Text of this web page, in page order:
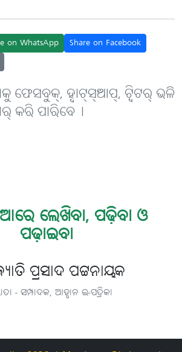
on WhatsApp
Share on Facebook
ଫେସବୁକ୍, ହ୍ବାଟ୍‌ସ୍‌ଆପ୍, ଟ୍ବିଟର୍ ଭଳି
କରି ପାରିବେ୤
ଲେଖିବା, ପଢ଼ିବା ଓ
ପଢ଼ାଇବା
ପ୍ରସାଦ ପଟ୍ଟନାୟକ
- ସମ୍ପାଦକ, ଆହ୍ବାନ ଇ-ପତ୍ରିକା